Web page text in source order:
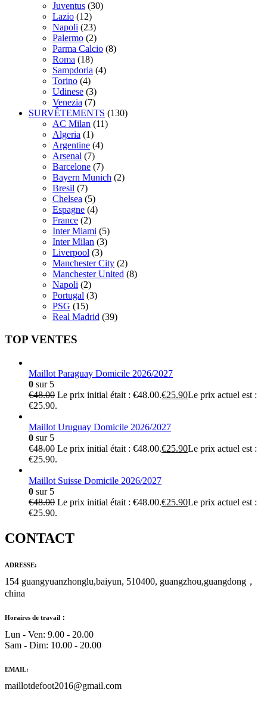
Juventus (30)
Lazio (12)
Napoli (23)
Palermo (2)
Parma Calcio (8)
Roma (18)
Sampdoria (4)
Torino (4)
Udinese (3)
Venezia (7)
SURVÊTEMENTS (130)
AC Milan (11)
Algeria (1)
Argentine (4)
Arsenal (7)
Barcelone (7)
Bayern Munich (2)
Bresil (7)
Chelsea (5)
Espagne (4)
France (2)
Inter Miami (5)
Inter Milan (3)
Liverpool (3)
Manchester City (2)
Manchester United (8)
Napoli (2)
Portugal (3)
PSG (15)
Real Madrid (39)
TOP VENTES
Maillot Paraguay Domicile 2026/2027
0 sur 5
€48.00 Le prix initial était : €48.00.€25.90Le prix actuel est :
€25.90.
Maillot Uruguay Domicile 2026/2027
0 sur 5
€48.00 Le prix initial était : €48.00.€25.90Le prix actuel est :
€25.90.
Maillot Suisse Domicile 2026/2027
0 sur 5
€48.00 Le prix initial était : €48.00.€25.90Le prix actuel est :
€25.90.
CONTACT
ADRESSE:
154 guangyuanzhonglu,baiyun, 510400, guangzhou,guangdong，
china
Horaires de travail：
Lun - Ven: 9.00 - 20.00
Sam - Dim: 10.00 - 20.00
EMAIL:
maillotdefoot2016@gmail.com